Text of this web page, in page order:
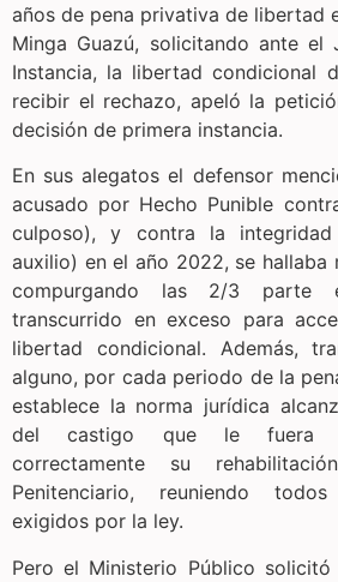
años de pena privativa de libertad
Minga Guazú, solicitando ante el
Instancia, la libertad condicional
recibir el rechazo, apeló la
decisión de primera instancia.
En sus alegatos el defensor
acusado por Hecho Punible
culposo), y contra la
auxilio) en el año 2022, se hallaba
compurgando las 2/3
transcurrido en exceso para
libertad condicional. Además,
alguno, por cada periodo de la
establece la norma jurídica
del castigo que le fuera
correctamente su
Penitenciario, reuniendo
exigidos por la ley.
Pero el Ministerio Público